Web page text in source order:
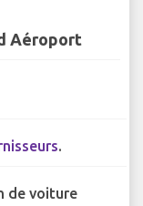
Aéroport
.
de voiture